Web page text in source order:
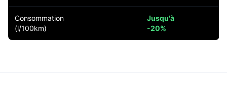
Consommation
(l/100km)
Jusqu'à
-20%